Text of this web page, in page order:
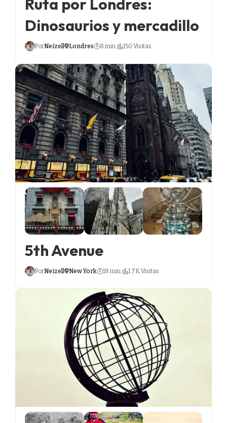
Ruta por Londres:
Dinosaurios y mercadillo
PorNeizell Londres 8 min. 150 Visitas
5th Avenue
PorNeizell New York 18 min. 1.7K Visitas